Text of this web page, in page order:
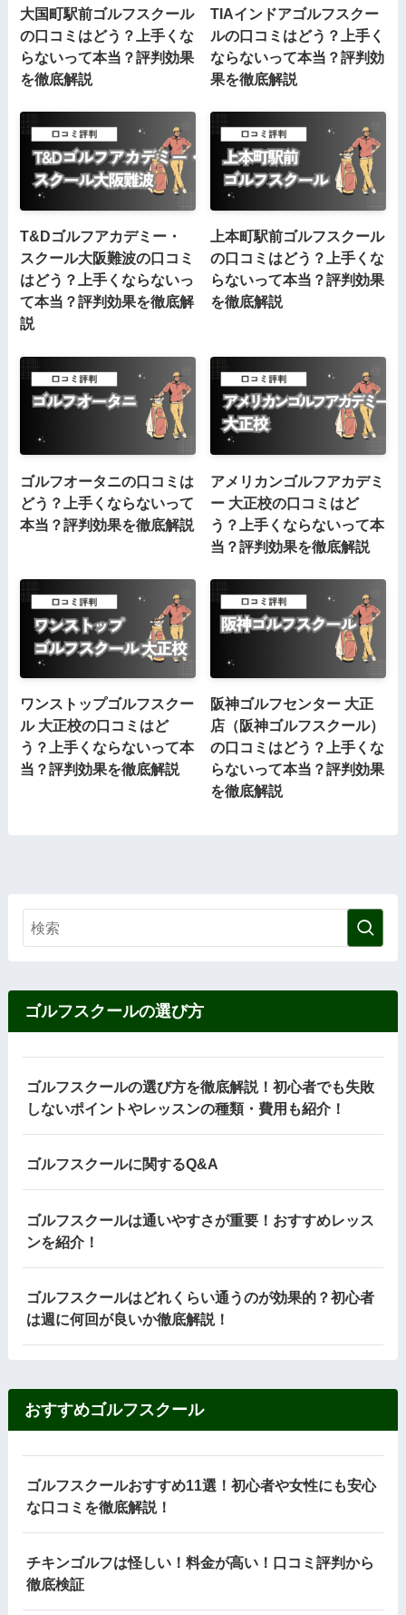
大国町駅前ゴルフスクール
の口コミはどう？上手くな
らないって本当？評判効果
を徹底解説
TIAインドアゴルフスクー
ルの口コミはどう？上手く
ならないって本当？評判効
果を徹底解説
T&Dゴルフアカデミー・
スクール大阪難波の口コミ
はどう？上手くならないっ
て本当？評判効果を徹底解
説
上本町駅前ゴルフスクール
の口コミはどう？上手くな
らないって本当？評判効果
を徹底解説
ゴルフオータニの口コミは
どう？上手くならないって
本当？評判効果を徹底解説
アメリカンゴルフアカデミ
ー 大正校の口コミはど
う？上手くならないって本
当？評判効果を徹底解説
ワンストップゴルフスクー
ル 大正校の口コミはど
う？上手くならないって本
当？評判効果を徹底解説
阪神ゴルフセンター 大正
店（阪神ゴルフスクール）
の口コミはどう？上手くな
らないって本当？評判効果
を徹底解説
ゴルフスクールの選び方
ゴルフスクールの選び方を徹底解説！初心者でも失敗
しないポイントやレッスンの種類・費用も紹介！
ゴルフスクールに関するQ&A
ゴルフスクールは通いやすさが重要！おすすめレッス
ンを紹介！
ゴルフスクールはどれくらい通うのが効果的？初心者
は週に何回が良いか徹底解説！
おすすめゴルフスクール
ゴルフスクールおすすめ11選！初心者や女性にも安心
な口コミを徹底解説！
チキンゴルフは怪しい！料金が高い！口コミ評判から
徹底検証